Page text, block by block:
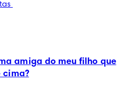
amiga do meu filho que
cima?